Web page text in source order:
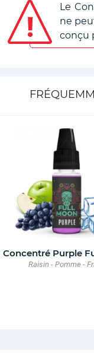
Le
ne
conçu
Concentré Purple
Raisin - Pomme -